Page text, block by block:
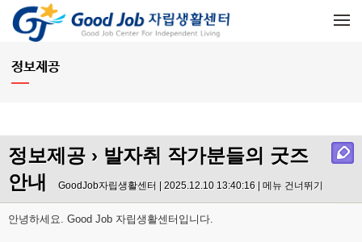
메뉴 건너뛰기
정보제공
정보제공 › 발자취 작가분들의 굿즈
안내
GoodJob자립생활센터 | 2025.12.10 13:40:16 | 메뉴 건너뛰기
안녕하세요. Good Job 자립생활센터입니다.